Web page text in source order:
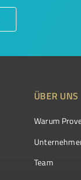
ÜBER UNS
Warum
Team